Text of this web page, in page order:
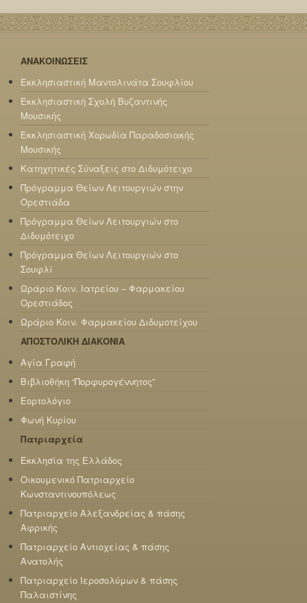
ΑΝΑΚΟΙΝΩΣΕΙΣ
Εκκλησιαστική Μαντολινάτα Σουφλίου
Εκκλησιαστική Σχολή Βυζαντινής
Μουσικής
Εκκλησιαστική Χορωδία Παραδοσιακής
Μουσικής
Κατηχητικές Σύναξεις στο Διδυμότειχο
Πρόγραμμα Θείων Λειτουργιών στην
Ορεστιάδα
Πρόγραμμα Θείων Λειτουργιών στο
Διδυμότειχο
Πρόγραμμα Θείων Λειτουργιών στο
Σουφλί
Ωράριο Κοιν. Ιατρείου – Φαρμακείου
Ορεστιάδος
Ωράριο Κοιν. Φαρμακείου Διδυμοτείχου
ΑΠΟΣΤΟΛΙΚΗ ΔΙΑΚΟΝΙΑ
Αγία Γραφή
Βιβλιοθήκη “Πορφυρογέννητος”
Εορτολόγιο
Φωνή Κυρίου
Πατριαρχεία
Εκκλησία της Ελλάδος
Οικουμενικό Πατριαρχείο
Κωνσταντινουπόλεως
Πατριαρχείο Αλεξανδρείας & πάσης
Αφρικής
Πατριαρχείο Αντιοχείας & πάσης
Ανατολής
Πατριαρχείο Ιεροσολύμων & πάσης
Παλαιστίνης